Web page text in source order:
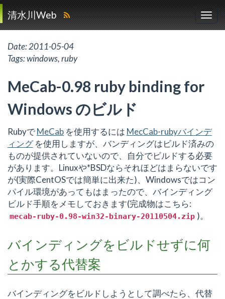
清水川Web
Date:2011-05-04
Tags:windows,ruby
MeCab-0.98 ruby binding for
Windows のビルド
RubyでMeCab を使用するには MecCab-rubyバインデ
ィング を使用しますが、バンディングはビルド済みの
ものが提供されていないので、自分でビルドする必要
があります。Linuxや*BSDならそれほどはまらないです
が(実際CentOSでは簡単に出来た)、Windowsではコン
パイル環境があってもはまったので、バインディング
ビルド手順をメモしておきます(完成物はこちら:
mecab-ruby-0.98-win32-binary-20110504.zip )。
バインディングをビルドせずに何
とかする代替案
バインディングをビルドしようとして調べたら、代替